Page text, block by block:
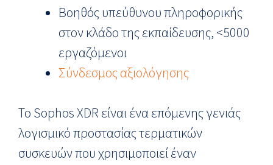
Βοηθός υπεύθυνου πληροφορικής
στον κλάδο της εκπαίδευσης, <5000
εργαζόμενοι
Σύνδεσμος αξιολόγησης
Το Sophos XDR είναι ένα επόμενης γενιάς
λογισμικό προστασίας τερματικών
συσκευών που χρησιμοποιεί έναν